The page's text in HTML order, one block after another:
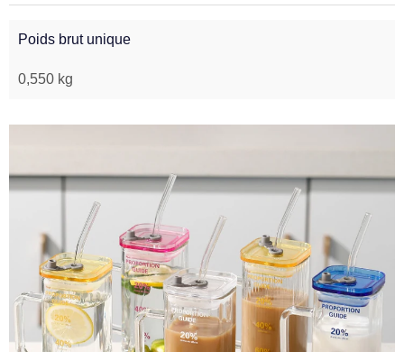
Poids brut unique
0,550 kg